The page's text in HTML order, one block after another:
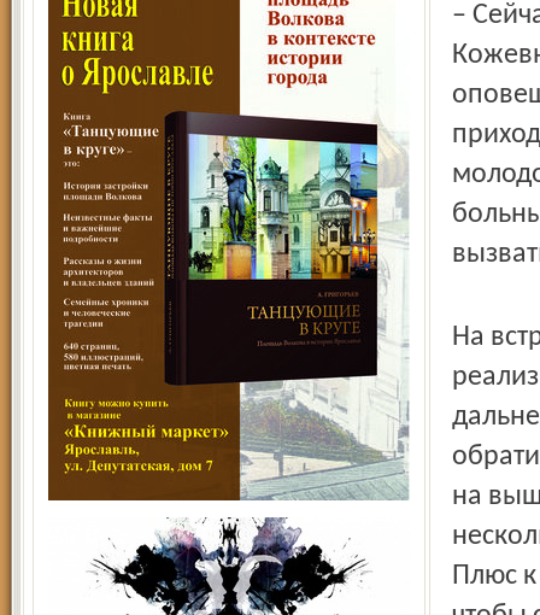
–
На
на
Плюс